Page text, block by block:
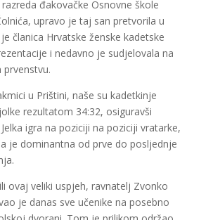
đakovačke Osnovne škole
upravo je taj san pretvorila u
članica Hrvatske ženske kadetske
i nedavno je sudjelovala na
u Prištini, naše su kadetkinje
rezultatom 34:32, osiguravši
igra na poziciji na poziciji vratarke,
je dominantna od prve do posljednje
ovaj veliki uspjeh, ravnatelj Zvonko
je danas sve učenike na posebno